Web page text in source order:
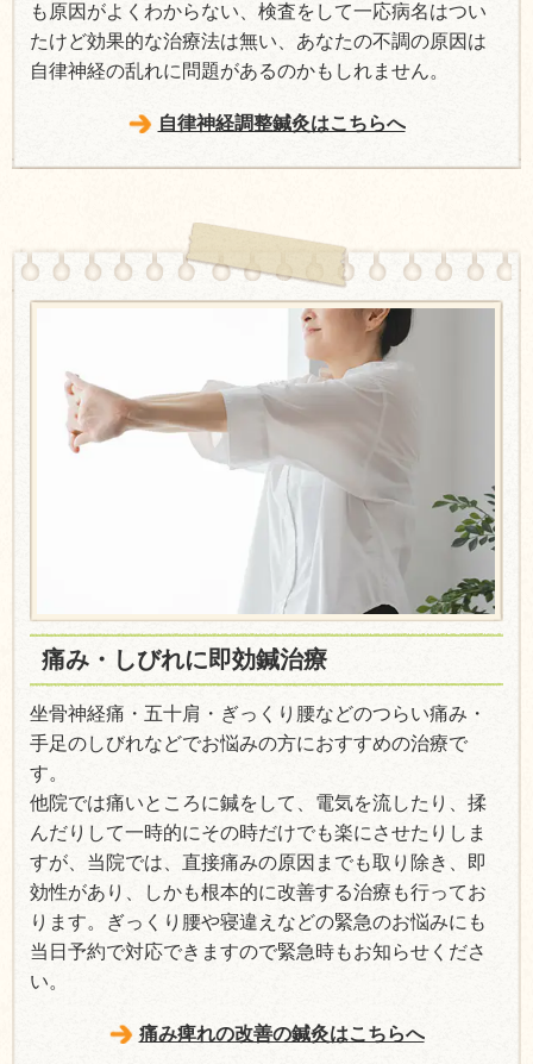
も原因がよくわからない、検査をして一応病名はつい
たけど効果的な治療法は無い、あなたの不調の原因は
自律神経の乱れに問題があるのかもしれません。
自律神経調整鍼灸はこちらへ
痛み・しびれに即効鍼治療
坐骨神経痛・五十肩・ぎっくり腰などのつらい痛み・
手足のしびれなどでお悩みの方におすすめの治療で
す。
他院では痛いところに鍼をして、電気を流したり、揉
んだりして一時的にその時だけでも楽にさせたりしま
すが、当院では、直接痛みの原因までも取り除き、即
効性があり、しかも根本的に改善する治療も行ってお
ります。ぎっくり腰や寝違えなどの緊急のお悩みにも
当日予約で対応できますので緊急時もお知らせくださ
い。
痛み痺れの改善の鍼灸はこちらへ